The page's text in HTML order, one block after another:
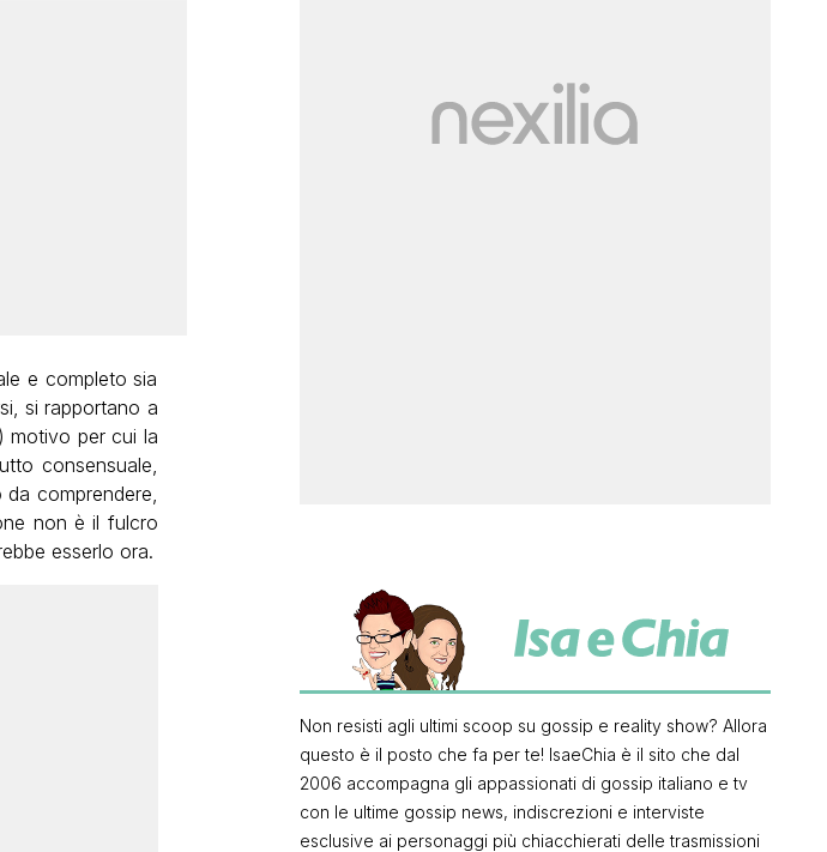
e completo sia
si rapportano a
motivo per cui la
consensuale,
comprendere,
non è il fulcro
esserlo ora.
Non resisti agli ultimi scoop su gossip e reality show? Allora
questo è il posto che fa per te! IsaeChia è il sito che dal
2006 accompagna gli appassionati di gossip italiano e tv
con le ultime gossip news, indiscrezioni e interviste
esclusive ai personaggi più chiacchierati delle trasmissioni